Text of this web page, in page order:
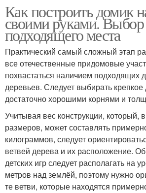
Как построить домик
своими руками. Выбор
подходящего места
Практический самый сложный этап
все отечественные придомовые
похвастаться наличием подходящих
деревьев. Следует выбирать крепкое
достаточно хорошими корнями и
Учитывая вес конструкции, который,
размеров, может составлять
килограммов, следует
ветвей дерева и их расположение.
детских игр следует располагать на
метров над землёй, поэтому нужно
те ветви, которые находятся